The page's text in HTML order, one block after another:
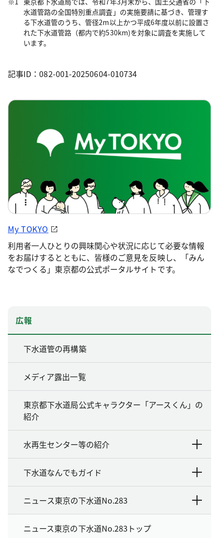
水道管路の全国特別重点調査」の実施要請に基づき、管理す
る下水道管のうち、管径2m以上かつ平成6年度以前に設置さ
れた下水道管路（都内で約530km)を対象に調査を実施して
います。
記事ID：082-001-20250604-010734
My TOKYO
利用者一人ひとりの興味関心や状況に応じて必要な情報
をお届けするとともに、皆様のご意見を反映し、「みん
なでつくる」東京都の公式ポータルサイトです。
広報
下水道管の再構築
メディア露出一覧
東京都下水道局公式キャラクター「アースくん」の
紹介
水再生センター等の紹介
下水道なんでもガイド
ニュース東京の下水道No.283
ニュース東京の下水道No.283トップ